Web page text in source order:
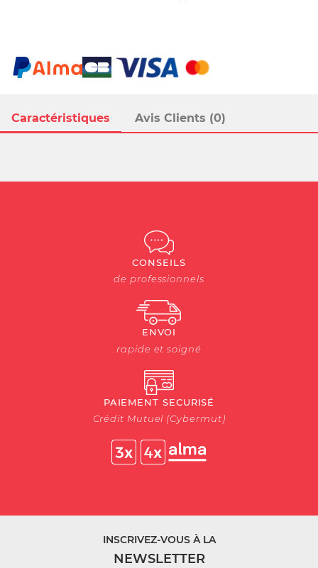
Caractéristiques Avis Clients (0)
CONSEILS
de professionnels
ENVOI
rapide et soigné
PAIEMENT SECURISÉ
Crédit Mutuel (Cybermut)
INSCRIVEZ-VOUS À LA
NEWSLETTER